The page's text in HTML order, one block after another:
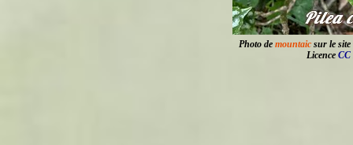
Photo de mountaic sur le site
Licence CC